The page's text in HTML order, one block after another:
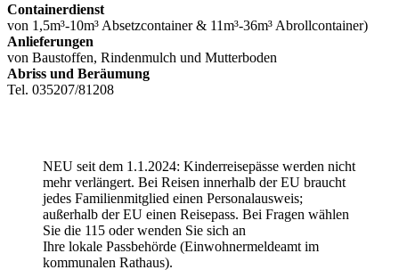
Containerdienst
von 1,5m³-10m³ Absetzcontainer & 11m³-36m³ Abrollcontainer)
Anlieferungen
von Baustoffen, Rindenmulch und Mutterboden
Abriss und Beräumung
Tel. 035207/81208
NEU seit dem 1.1.2024: Kinderreisepässe werden nicht
mehr verlängert. Bei Reisen innerhalb der EU braucht
jedes Familienmitglied einen Personalausweis;
außerhalb der EU einen Reisepass. Bei Fragen wählen
Sie die 115 oder wenden Sie sich an
Ihre lokale Passbehörde (Einwohnermeldeamt im
kommunalen Rathaus).